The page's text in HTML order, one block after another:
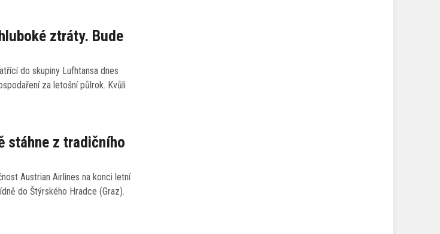
ztráty. Bude
do skupiny Lufhtansa dnes
za letošní půlrok. Kvůli
stáhne z tradičního
Austrian Airlines na konci letní
do Štýrského Hradce (Graz).